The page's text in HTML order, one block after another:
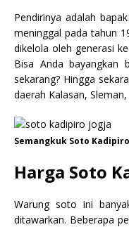
Pendirinya adalah
meninggal pada tahun
dikelola oleh generasi
Bisa Anda bayangkan
sekarang? Hingga
daerah Kalasan,
Semangkuk Soto Kadipiro
Harga Soto
Warung soto ini
ditawarkan. Beberapa